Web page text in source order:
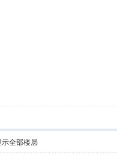
示全部楼层